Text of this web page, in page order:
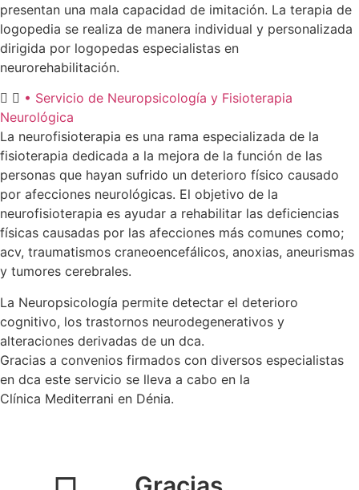
presentan una mala capacidad de imitación. La terapia de
logopedia se realiza de manera individual y personalizada
dirigida por logopedas especialistas en
neurorehabilitación.
• Servicio de Neuropsicología y Fisioterapia
Neurológica
La neurofisioterapia es una rama especializada de la
fisioterapia dedicada a la mejora de la función de las
personas que hayan sufrido un deterioro físico causado
por afecciones neurológicas. El objetivo de la
neurofisioterapia es ayudar a rehabilitar las deficiencias
físicas causadas por las afecciones más comunes como;
acv, traumatismos craneoencefálicos, anoxias, aneurismas
y tumores cerebrales.
La Neuropsicología permite detectar el deterioro
cognitivo, los trastornos neurodegenerativos y
alteraciones derivadas de un dca.
Gracias a convenios firmados con diversos especialistas
en dca este servicio se lleva a cabo en la
Clínica Mediterrani en Dénia.